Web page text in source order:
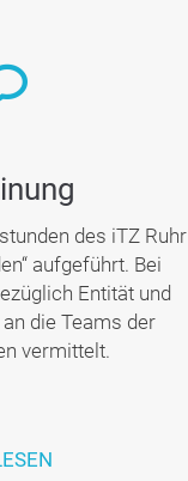
des iTZ Ruhr
aufgeführt. Bei
Entität und
die Teams der
vermittelt.